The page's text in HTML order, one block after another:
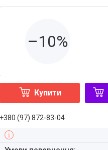
–10%
Купити
+380 (97) 872-83-04